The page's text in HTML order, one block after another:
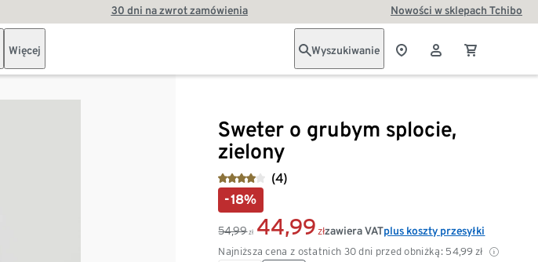
30 dni na zwrot zamówienia Nowości w sklepach Tchibo
Więcej Wyszukiwanie
Sweter o grubym splocie,
zielony
(4)
-18%
54,99 zł 44,99 zł
Najniższa cena z ostatnich 30 dni przed obniżką: 54,99 zł
zawiera VATplus koszty przesyłki